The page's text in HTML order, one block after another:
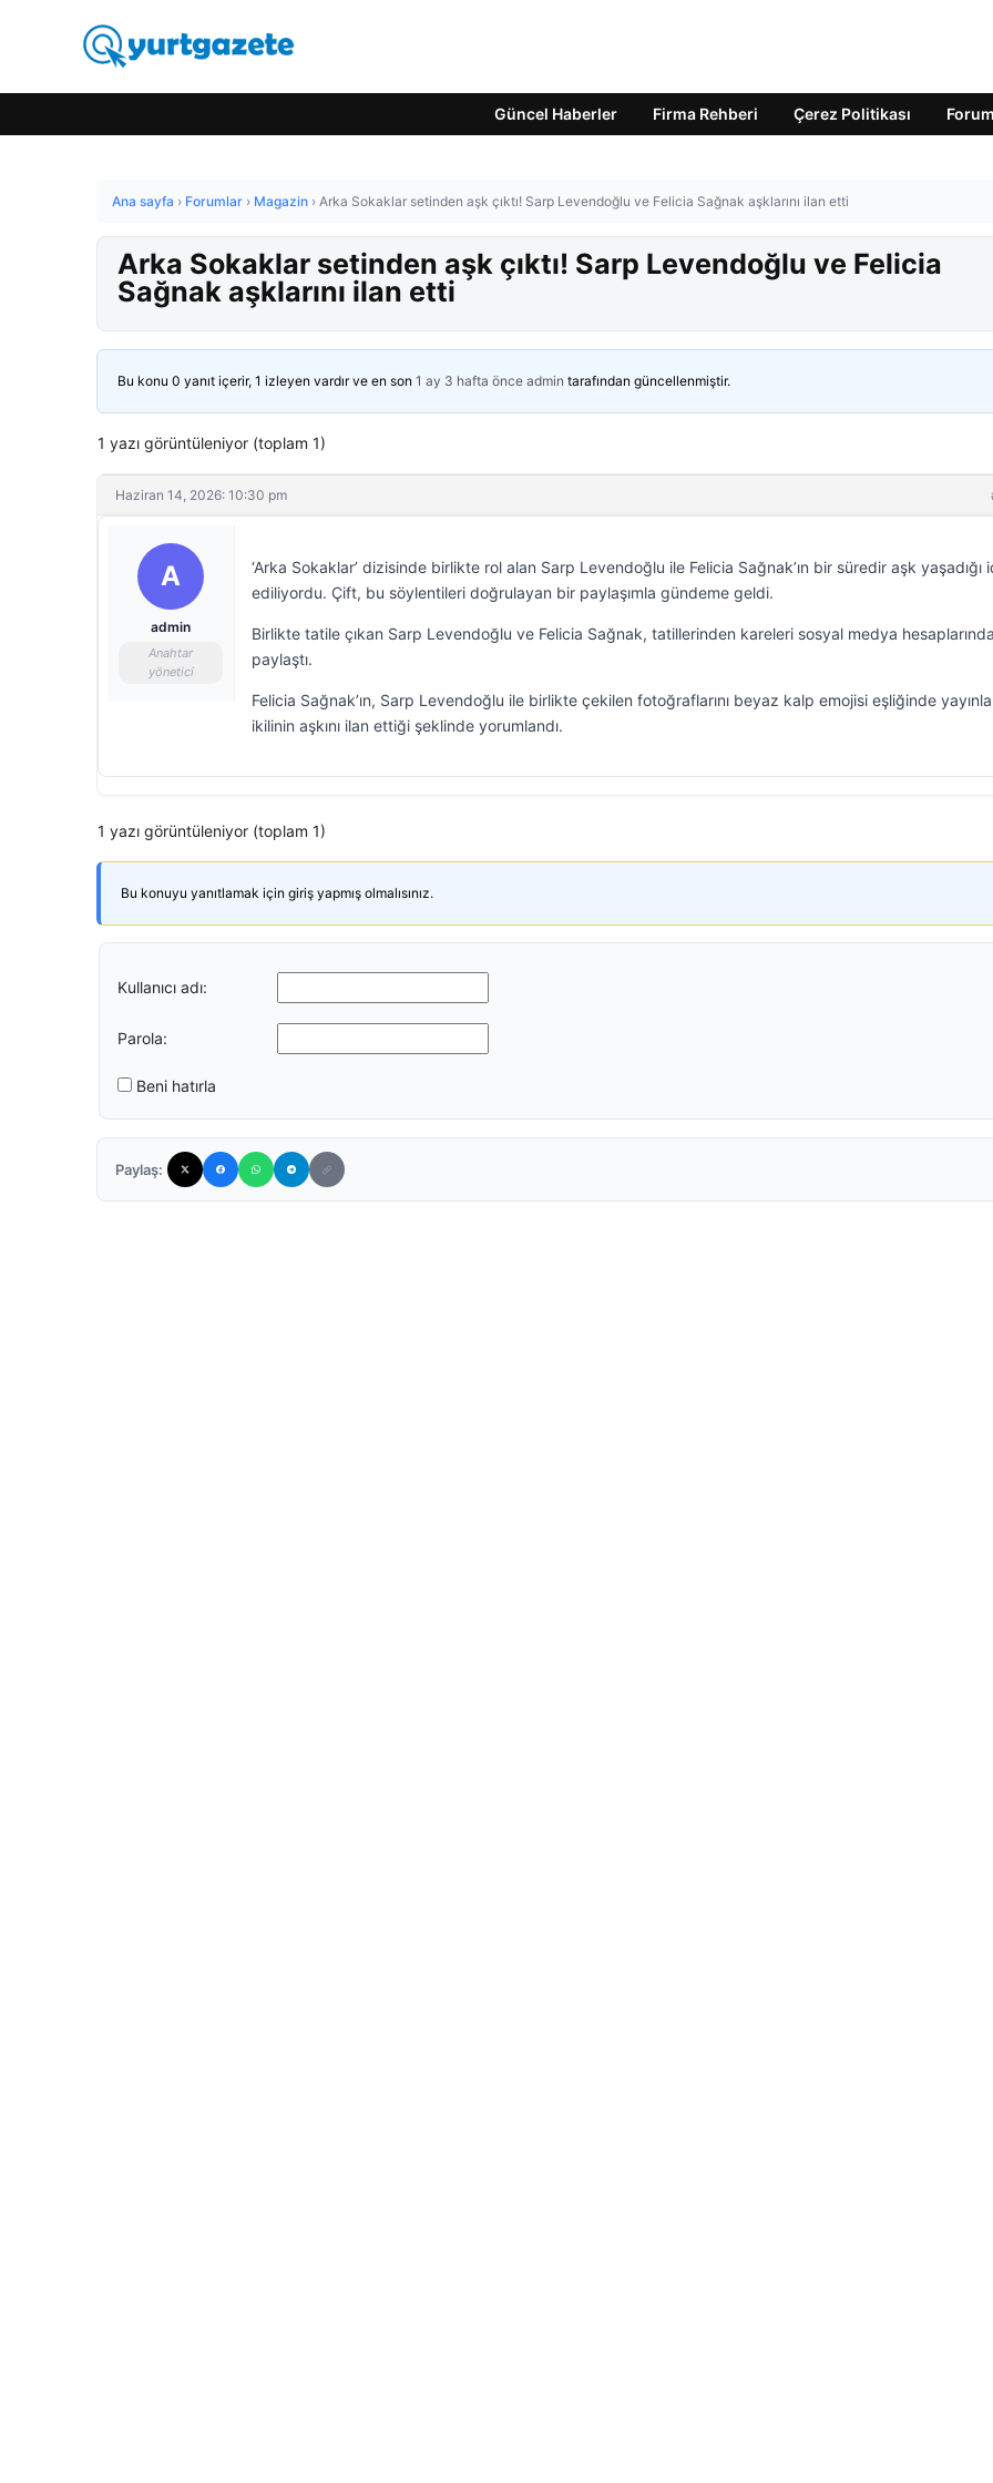
Güncel Haberler Firma Rehberi Çerez Politikası Forum
Ana sayfa › Forumlar › Magazin › Arka Sokaklar setinden aşk çıktı! Sarp Levendoğlu ve Felicia Sağnak aşklarını ilan etti
Arka Sokaklar setinden aşk çıktı! Sarp Levendoğlu ve Felicia
Sağnak aşklarını ilan etti
Bu konu 0 yanıt içerir, 1 izleyen vardır ve en son 1 ay 3 hafta önce admin tarafından güncellenmiştir.
1 yazı görüntüleniyor (toplam 1)
Haziran 14, 2026: 10:30 pm
A
admin
Anahtar
yönetici
‘Arka Sokaklar’ dizisinde birlikte rol alan Sarp Levendoğlu ile Felicia Sağnak’ın bir süredir aşk yaşadığı
ediliyordu. Çift, bu söylentileri doğrulayan bir paylaşımla gündeme geldi.
Birlikte tatile çıkan Sarp Levendoğlu ve Felicia Sağnak, tatillerinden kareleri sosyal medya
paylaştı.
Felicia Sağnak’ın, Sarp Levendoğlu ile birlikte çekilen fotoğraflarını beyaz kalp emojisi eşliğinde
ikilinin aşkını ilan ettiği şeklinde yorumlandı.
1 yazı görüntüleniyor (toplam 1)
Bu konuyu yanıtlamak için giriş yapmış olmalısınız.
Kullanıcı adı:
Parola:
Beni hatırla
Paylaş: